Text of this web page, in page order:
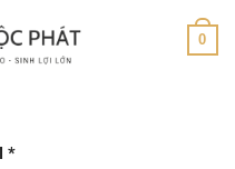
0
*